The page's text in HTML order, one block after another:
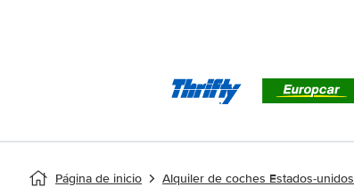
Página de inicio Alquiler de coches Estados-unidos